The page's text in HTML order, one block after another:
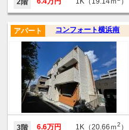
2階
コンフォート横浜南
アパート
3階 6.6万円 1K（20.66ｍ2 ）